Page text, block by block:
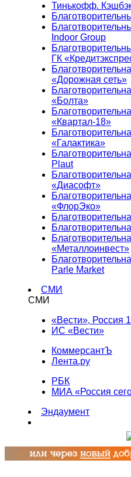
Тинькофф.
Indoor Group
ГК
«Дорожная сеть»
«Болта»
«Квартал-18»
«Галактика»
Plaut
«Диасофт»
«ФлорЭко»
«Металлоинвест»
Parle Market
СМИ
СМИ
«Вести», Россия 1
ИС «Вести»
КоммерсантЪ
Лента.ру
РБК
МИА «Россия
Эндаумент